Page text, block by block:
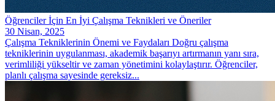
Öğrenciler İçin En İyi Çalışma Teknikleri ve Öneriler
30 Nisan, 2025
Çalışma Tekniklerinin Önemi ve Faydaları Doğru çalışma
tekniklerinin uygulanması, akademik başarıyı artırmanın yanı sıra,
verimliliği yükseltir ve zaman yönetimini kolaylaştırır. Öğrenciler,
planlı çalışma sayesinde gereksiz...